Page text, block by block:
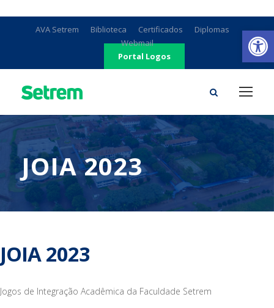
AVA Setrem Biblioteca Certificados
Diplomas
Webmail
Portal Logos
JOIA 2023
JOIA 2023
Jogos de Integração Acadêmica da Faculdade Setrem